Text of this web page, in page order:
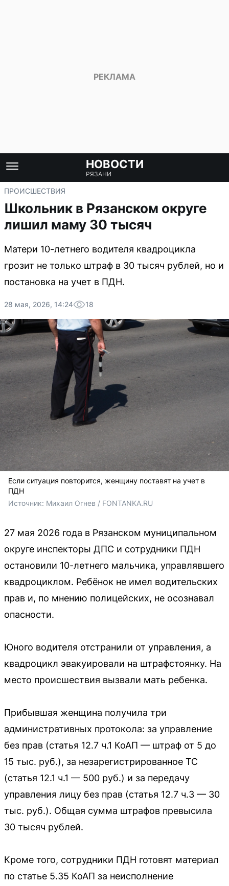
НОВОСТИ
РЯЗАНИ
ПРОИСШЕСТВИЯ
Школьник в Рязанском округе
лишил маму 30 тысяч
Матери 10-летнего водителя квадроцикла
грозит не только штраф в 30 тысяч рублей, но и
постановка на учет в ПДН.
28 мая, 2026, 14:24 18
Если ситуация повторится, женщину поставят на учет в
ПДН
Источник: Михаил Огнев / FONTANKA.RU
27 мая 2026 года в Рязанском муниципальном
округе инспекторы ДПС и сотрудники ПДН
остановили 10-летнего мальчика, управлявшего
квадроциклом. Ребёнок не имел водительских
прав и, по мнению полицейских, не осознавал
опасности.
Юного водителя отстранили от управления, а
квадроцикл эвакуировали на штрафстоянку. На
место происшествия вызвали мать ребенка.
Прибывшая женщина получила три
административных протокола: за управление
без прав (статья 12.7 ч.1 КоАП — штраф от 5 до
15 тыс. руб.), за незарегистрированное ТС
(статья 12.1 ч.1 — 500 руб.) и за передачу
управления лицу без прав (статья 12.7 ч.3 — 30
тыс. руб.). Общая сумма штрафов превысила
30 тысяч рублей.
Кроме того, сотрудники ПДН готовят материал
по статье 5.35 КоАП за неисполнение